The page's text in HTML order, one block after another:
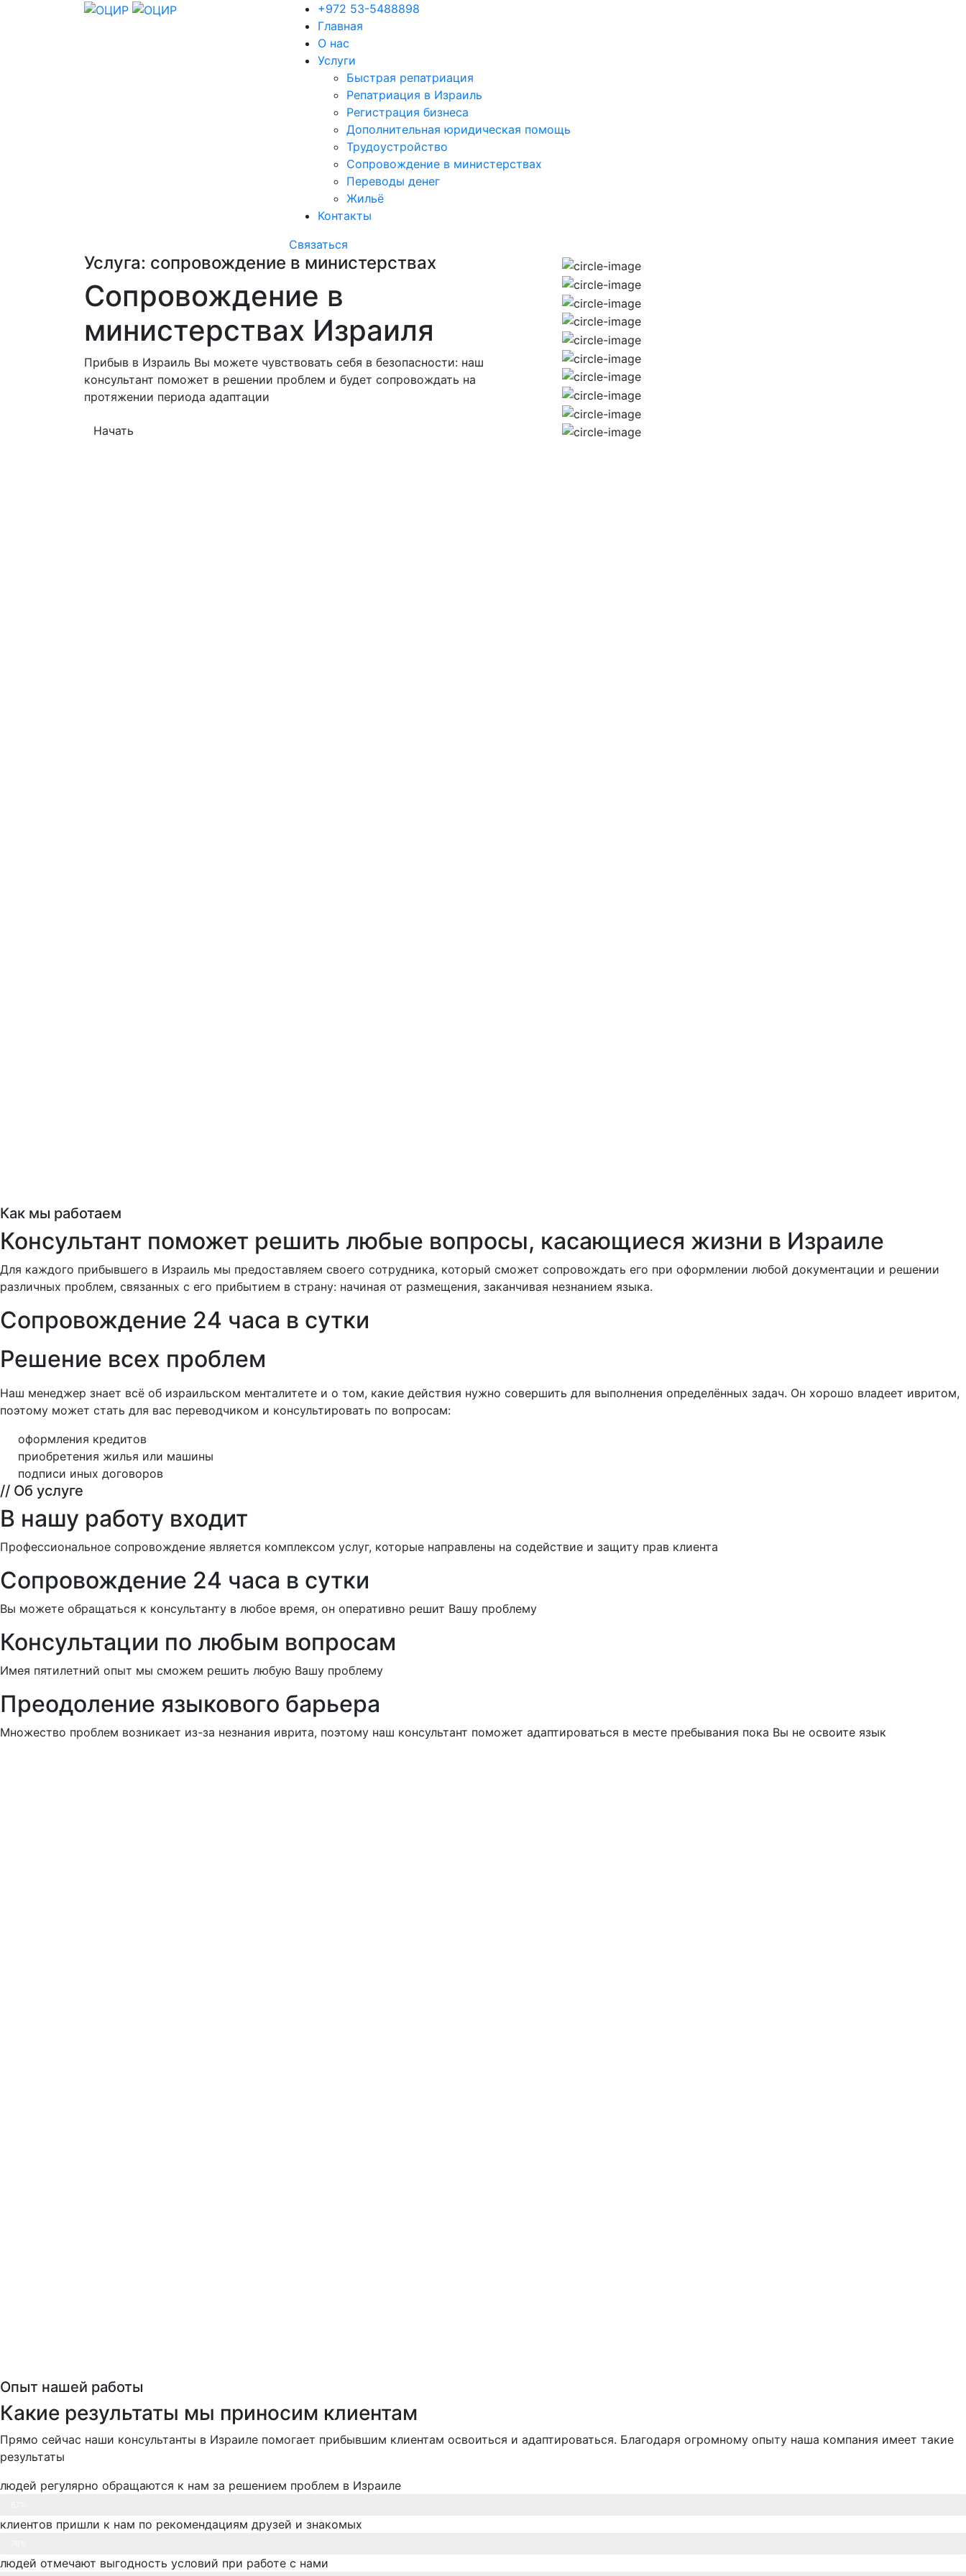
+972 53-5488898
Главная
О нас
Услуги
Быстрая репатриация
Репатриация в Израиль
Регистрация бизнеса
Дополнительная юридическая помощь
Трудоустройство
Cопровождение в министерствах
Переводы денег
Жильё
Контакты
Связаться
Услуга: сопровождение в министерствах
Сопровождение в
министерствах Израиля
Прибыв в Израиль Вы можете чувствовать себя в безопасности: наш
консультант поможет в решении проблем и будет сопровождать на
протяжении периода адаптации
Начать
Как мы работаем
Консультант поможет решить любые вопросы, касающиеся жизни в Израиле
Для каждого прибывшего в Израиль мы предоставляем своего сотрудника, который сможет сопровождать его при оформлении любой документации и решении
различных проблем, связанных с его прибытием в страну: начиная от размещения, заканчивая незнанием языка.
Сопровождение 24 часа в сутки
Решение всех проблем
Наш менеджер знает всё об израильском менталитете и о том, какие действия нужно совершить для выполнения определённых задач. Он хорошо владеет ивритом,
поэтому может стать для вас переводчиком и консультировать по вопросам:
оформления кредитов
приобретения жилья или машины
подписи иных договоров
// Об услуге
В нашу работу входит
Профессиональное сопровождение является комплексом услуг, которые направлены на содействие и защиту прав клиента
Сопровождение 24 часа в сутки
Вы можете обращаться к консультанту в любое время, он оперативно решит Вашу проблему
Консультации по любым вопросам
Имея пятилетний опыт мы сможем решить любую Вашу проблему
Преодоление языкового барьера
Множество проблем возникает из-за незнания иврита, поэтому наш консультант поможет адаптироваться в месте пребывания пока Вы не освоите язык
Опыт нашей работы
Какие результаты мы приносим клиентам
Прямо сейчас наши консультанты в Израиле помогает прибывшим клиентам освоиться и адаптироваться. Благодаря огромному опыту наша компания имеет такие
результаты
людей регулярно обращаются к нам за решением проблем в Израиле
клиентов пришли к нам по рекомендациям друзей и знакомых
людей отмечают выгодность условий при работе с нами